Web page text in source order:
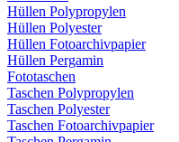
Hüllen Polypropylen
Hüllen Polyester
Hüllen Fotoarchivpapier
Hüllen Pergamin
Fototaschen
Taschen Polypropylen
Taschen Polyester
Taschen Fotoarchivpapier